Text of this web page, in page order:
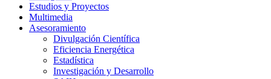
Estudios y Proyectos
Multimedia
Asesoramiento
Divulgación Científica
Eficiencia Energética
Estadística
Investigación y Desarrollo